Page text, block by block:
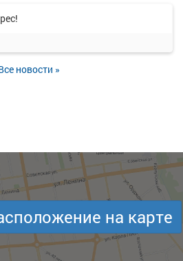
новости »
на карте